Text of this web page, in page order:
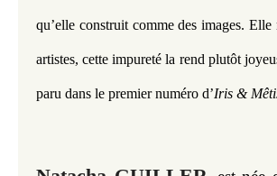
qu’elle construit comme des images.
artistes, cette impureté la rend plutôt
paru dans le premier numéro d’Iris &